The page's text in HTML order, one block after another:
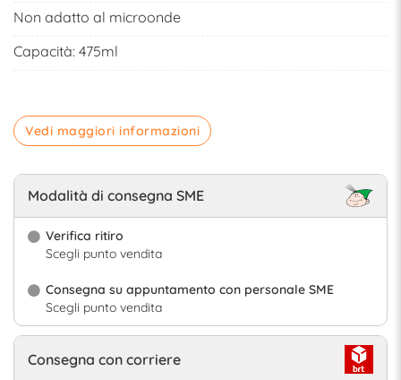
Non adatto al microonde
Capacità: 475ml
Vedi maggiori informazioni
Modalità di consegna SME
Verifica ritiro
Scegli punto vendita
Consegna su appuntamento con personale SME
Scegli punto vendita
Consegna con corriere